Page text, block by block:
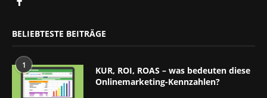
BELIEBTESTE BEITRÄGE
1
KUR, ROI, ROAS – was bedeuten diese
Onlinemarketing-Kennzahlen?